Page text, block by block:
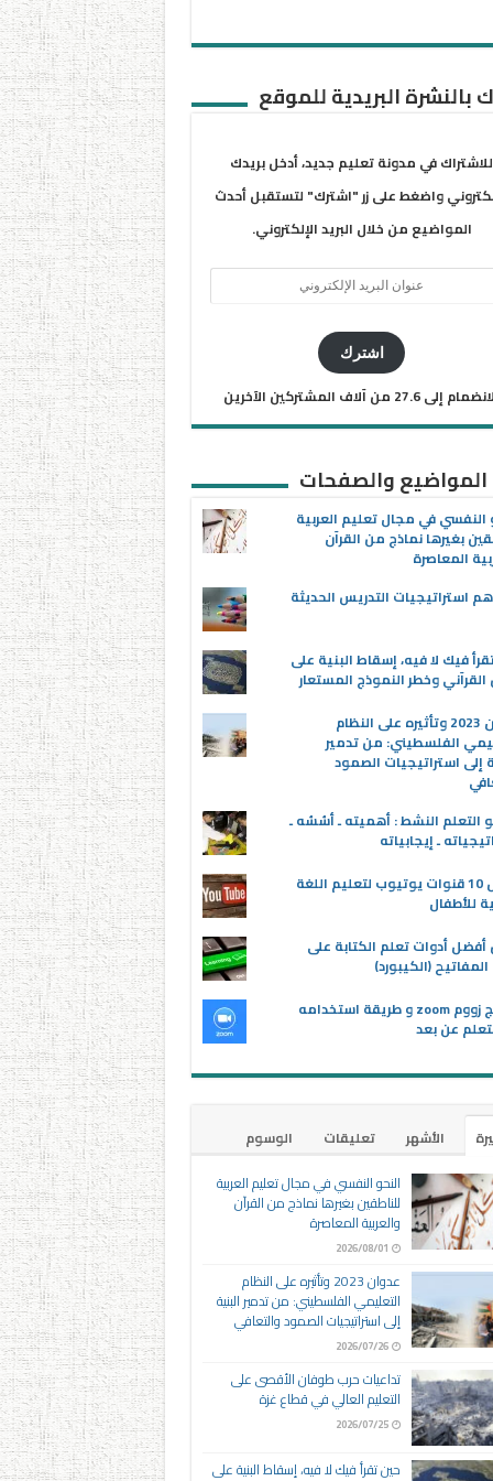
بالنشرة البريدية للموقع
للاشتراك في مدونة تعليم جديد، أدخل بريدك
واضغط على زر "اشترك" لتستقبل أحدث
المواضيع من خلال البريد الإلكتروني.
اشترك
إلى 27.6 من آلاف المشتركين الآخرين
المواضيع والصفحات
النفسي في مجال تعليم العربية
بغيرها نماذج من القرآن
المعاصرة
استراتيجيات التدريس الحديثة
فيك لا فيه، إسقاط البنية على
وخطر النموذج المستعار
عدوان 2023 وتأثيره على النظام
الفلسطيني: من تدمير
إلى استراتيجيات الصمود
التعلم النشط : أهميته ـ أسُسُه ـ
ـ إيجابياته
أفضل 10 قنوات يوتيوب لتعليم اللغة
للأطفال
أفضل أدوات تعلم الكتابة على
(الكيبورد)
برنامج زووم zoom و طريقة استخدامه
عن بعد
الأشهر تعليقات
الوسوم
النحو النفسي في مجال تعليم العربية
للناطقين بغيرها نماذج من القرآن
والعربية المعاصرة
2026/08/01
عدوان 2023 وتأثيره على النظام
التعليمي الفلسطيني: من تدمير البنية
إلى استراتيجيات الصمود والتعافي
2026/07/26
تداعيات حرب طوفان الأقصى على
التعليم العالي في قطاع غزة
2026/07/25
حين تقرأ فيك لا فيه، إسقاط البنية على